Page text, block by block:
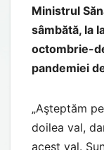
Ministrul
sâmbătă, la
octombrie-
pandemiei
„Aşteptăm
doilea val,
acest val.